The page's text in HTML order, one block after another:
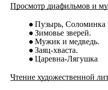
Просмотр диафильмов и
Пузырь, Соломинка
Зимовье зверей.
Мужик и медведь.
Заяц-хваста.
Царевна-Лягушка
Чтение художественной